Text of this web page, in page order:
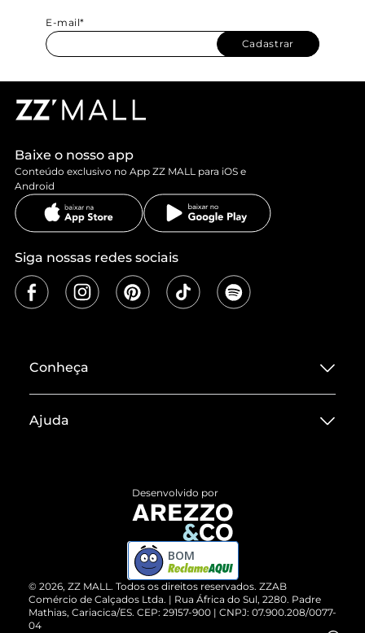
E-mail*
Cadastrar
Baixe o nosso app
Conteúdo exclusivo no App ZZ MALL para iOS e
Android
Siga nossas redes sociais
Conheça
Termos de Uso
ZZ MALL é confiável
Cartão Presente
Vendas Corporativas
Ajuda
Devolução do Produto
Compre pelo WhatsApp
© 2026, ZZ MALL. Todos os direitos reservados. ZZAB
Comércio de Calçados Ltda. | Rua África do Sul, 2280. Padre
Mathias, Cariacica/ES. CEP: 29157-900 | CNPJ: 07.900.208/0077-
04
Desenvolvido por
BOM